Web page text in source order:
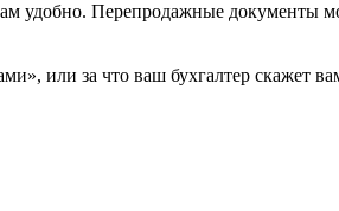
удобно. Перепродажные документы
или за что ваш бухгалтер скажет